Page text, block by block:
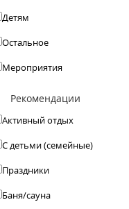
Детям
Остальное
Мероприятия
Рекомендации
Активный отдых
С детьми (семейные)
Праздники
Баня/сауна